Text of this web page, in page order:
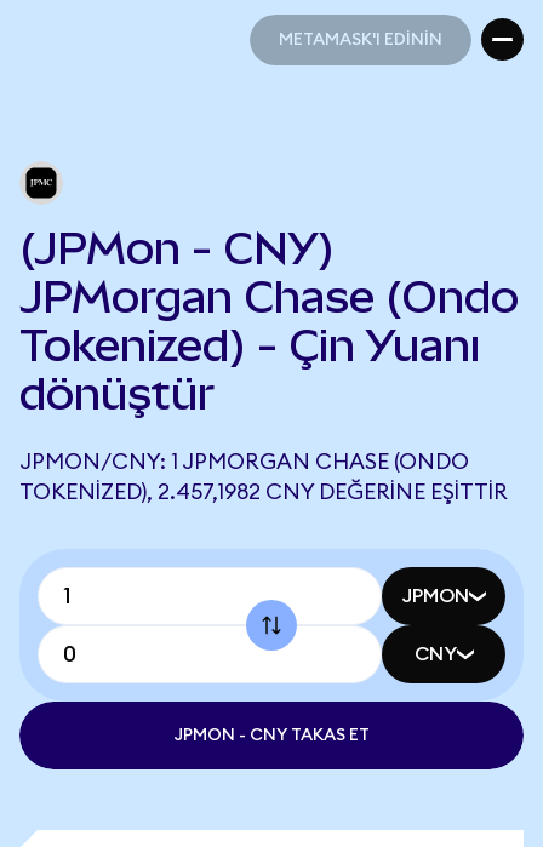
METAMASK'I EDİNİN
(JPMon - CNY)
JPMorgan Chase (Ondo
Tokenized) - Çin Yuanı
dönüştür
JPMON/CNY: 1 JPMORGAN CHASE (ONDO
TOKENIZED), 2.457,1982 CNY DEĞERINE EŞITTIR
JPMON
CNY
JPMON - CNY TAKAS ET